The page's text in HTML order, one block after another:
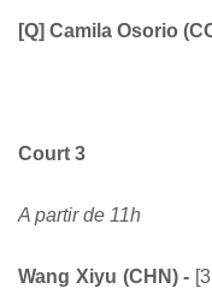
[Q] Camila Osorio
Court 3
A partir de 11h
Wang Xiyu (CHN) -